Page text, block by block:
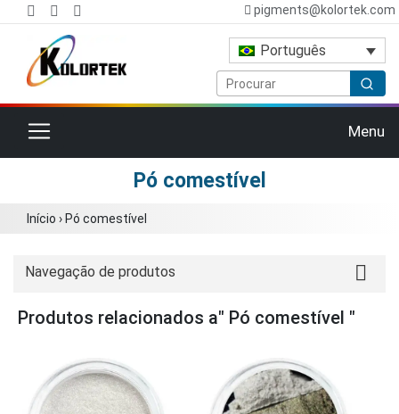
pigments@kolortek.com
Português
Alternar navegação Menu
Pó comestível
Início › Pó comestível
Navegação de produtos
Produtos relacionados a" Pó comestível "